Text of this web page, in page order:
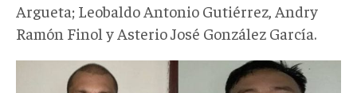
Argueta; Leobaldo Antonio Gutiérrez, Andry
Ramón Finol y Asterio José González García.